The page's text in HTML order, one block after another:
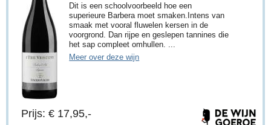
Dit is een schoolvoorbeeld hoe een
superieure Barbera moet smaken.Intens van
smaak met vooral fluwelen kersen in de
voorgrond. Dan rijpe en geslepen tannines die
het sap compleet omhullen. ...
Meer over deze wijn
Prijs: € 17,95,-